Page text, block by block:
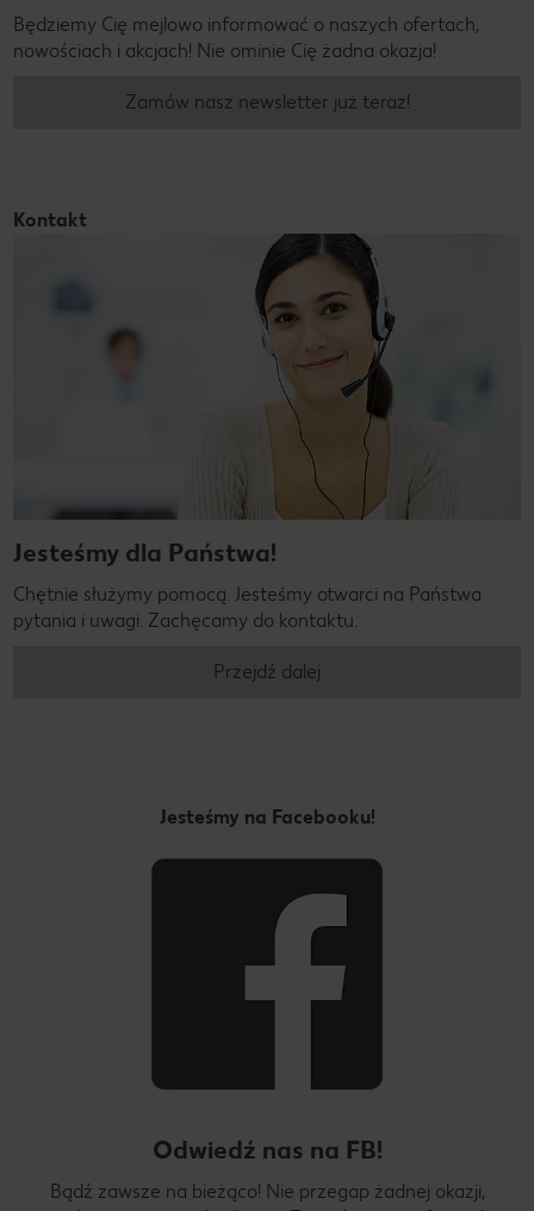
Będziemy Cię mejlowo informować o naszych ofertach,
nowościach i akcjach! Nie ominie Cię żadna okazja!
Zamów nasz newsletter już teraz!
Kontakt
Jesteśmy dla Państwa!
Chętnie służymy pomocą. Jesteśmy otwarci na Państwa
pytania i uwagi. Zachęcamy do kontaktu.
Przejdź dalej
Jesteśmy na Facebooku!
Odwiedź nas na FB!
Bądź zawsze na bieżąco! Nie przegap żadnej okazji,